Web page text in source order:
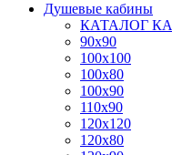
Душевые кабины
КАТАЛОГ
90x90
100x100
100x80
100x90
110x90
120x120
120x80